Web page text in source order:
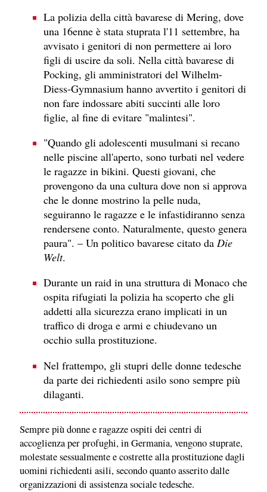
La polizia della città bavarese di Mering, dove
una 16enne è stata stuprata l'11 settembre, ha
avvisato i genitori di non permettere ai loro
figli di uscire da soli. Nella città bavarese di
Pocking, gli amministratori del Wilhelm-
Diess-Gymnasium hanno avvertito i genitori di
non fare indossare abiti succinti alle loro
figlie, al fine di evitare "malintesi".
"Quando gli adolescenti musulmani si recano
nelle piscine all'aperto, sono turbati nel vedere
le ragazze in bikini. Questi giovani, che
provengono da una cultura dove non si approva
che le donne mostrino la pelle nuda,
seguiranno le ragazze e le infastidiranno senza
rendersene conto. Naturalmente, questo genera
paura". – Un politico bavarese citato da Die
Welt.
Durante un raid in una struttura di Monaco che
ospita rifugiati la polizia ha scoperto che gli
addetti alla sicurezza erano implicati in un
traffico di droga e armi e chiudevano un
occhio sulla prostituzione.
Nel frattempo, gli stupri delle donne tedesche
da parte dei richiedenti asilo sono sempre più
dilaganti.
Sempre più donne e ragazze ospiti dei centri di
accoglienza per profughi, in Germania, vengono stuprate,
molestate sessualmente e costrette alla prostituzione dagli
uomini richiedenti asili, secondo quanto asserito dalle
organizzazioni di assistenza sociale tedesche.